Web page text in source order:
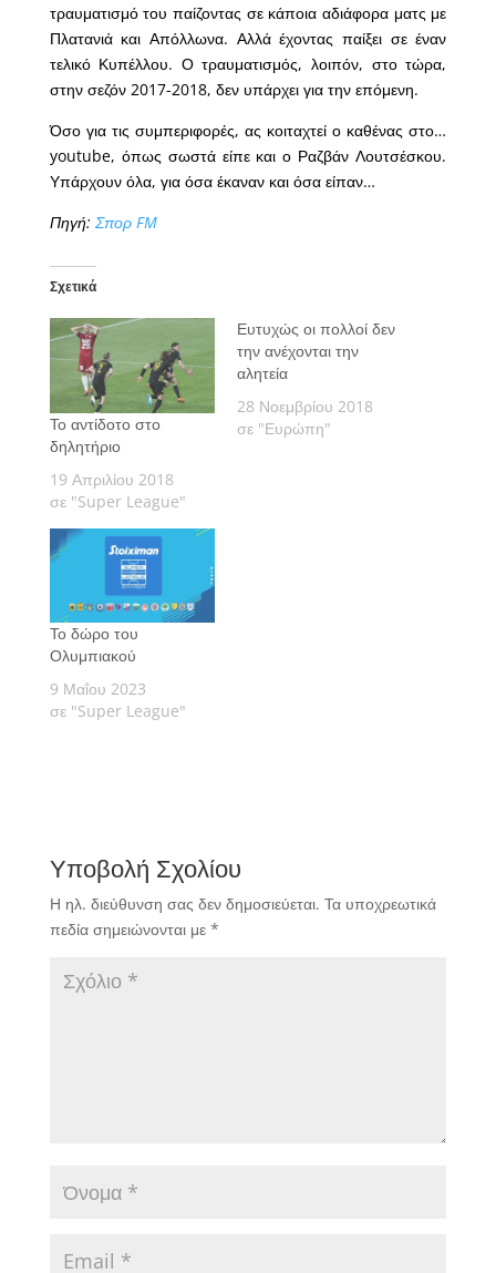
τραυματισμό του παίζοντας σε κάποια αδιάφορα ματς με
Πλατανιά και Απόλλωνα. Αλλά έχοντας παίξει σε έναν
τελικό Κυπέλλου. Ο τραυματισμός, λοιπόν, στο τώρα,
στην σεζόν 2017-2018, δεν υπάρχει για την επόμενη.
Όσο για τις συμπεριφορές, ας κοιταχτεί ο καθένας στο…
youtube, όπως σωστά είπε και ο Ραζβάν Λουτσέσκου.
Υπάρχουν όλα, για όσα έκαναν και όσα είπαν…
Πηγή: Σπορ FM
Σχετικά
Το αντίδοτο στο
δηλητήριο
19 Απριλίου 2018
σε "Super League"
Ευτυχώς οι πολλοί δεν
την ανέχονται την
αλητεία
28 Νοεμβρίου 2018
σε "Ευρώπη"
Το δώρο του
Ολυμπιακού
9 Μαΐου 2023
σε "Super League"
Υποβολή Σχολίου
Η ηλ. διεύθυνση σας δεν δημοσιεύεται. Τα υποχρεωτικά
πεδία σημειώνονται με *